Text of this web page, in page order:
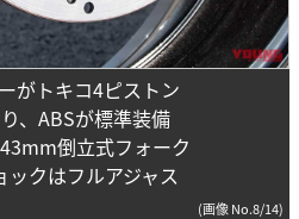
がトキコ4ピストン
、ABSが標準装備
倒立式フォーク
クはフルアジャス
(画像 No.8/14)